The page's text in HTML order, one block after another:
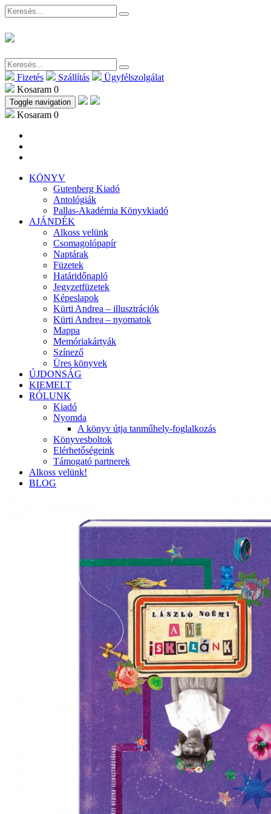
Fizetés Szállítás
Ügyfélszolgálat
Kosaram 0
Toggle navigation
Kosaram 0
KÖNYV
Gutenberg Kiadó
Antológiák
Pallas-Akadémia Könyvkiadó
AJÁNDÉK
Alkoss velünk
Csomagolópapír
Naptárak
Füzetek
Határidőnapló
Jegyzetfüzetek
Képeslapok
Kürti Andrea – illusztrációk
Kürti Andrea – nyomatok
Mappa
Memóriakártyák
Színező
Üres könyvek
ÚJDONSÁG
KIEMELT
RÓLUNK
Kiadó
Nyomda
A könyv útja tanműhely-foglalkozás
Könyvesboltok
Elérhetőségeink
Támogató partnerek
Alkoss velünk!
BLOG